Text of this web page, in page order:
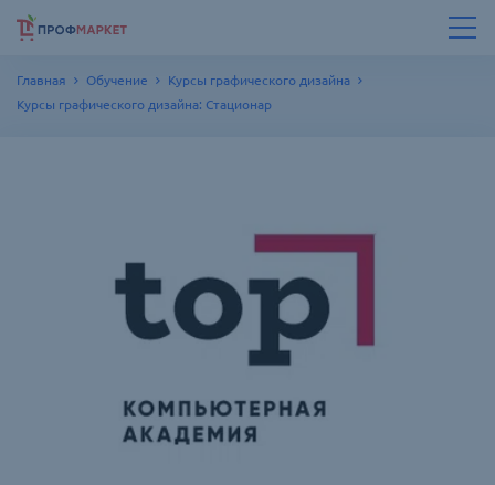
Главная Обучение
Курсы графического дизайна
Курсы графического дизайна: Стационар